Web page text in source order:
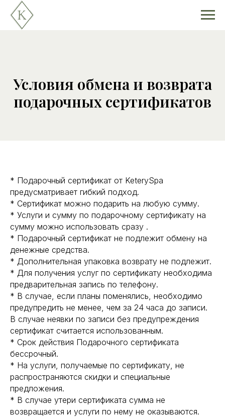
Условия обмена и возврата
подарочных сертификатов
* Подарочный сертификат от KeterySpa
предусматривает гибкий подход.
* Сертификат можно подарить на любую сумму.
* Услуги и сумму по подарочному сертификату на
сумму можно использовать сразу .
* Подарочный сертификат не подлежит обмену на
денежные средства.
* Дополнительная упаковка возврату не подлежит.
* Для получения услуг по сертификату необходима
предварительная запись по телефону.
* В случае, если планы поменялись, необходимо
предупредить не менее, чем за 24 часа до записи.
В случае неявки по записи без предупреждения
сертификат считается использованным.
* Срок действия Подарочного сертификата
бессрочный.
* На услуги, получаемые по сертификату, не
распространяются скидки и специальные
предложения.
* В случае утери сертификата сумма не
возвращается и услуги по нему не оказываются.
Главная страница
О пространстве
Сертификаты
Акции